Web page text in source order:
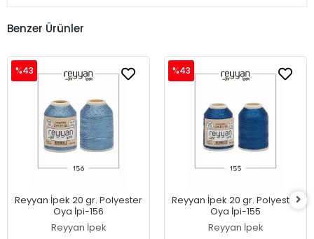
Benzer Ürünler
Reyyan İpek 20 gr. Polyester
Oya İpi-156
Reyyan İpek
%43
Reyyan İpek 20 gr. Polyester
Oya İpi-155
Reyyan İpek
%43